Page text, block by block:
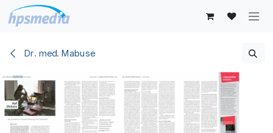
Zum Inhalt springen
Dr. med. Mabuse